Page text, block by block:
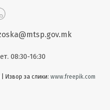
08:30-16:30
| Извор за слики: www.freepik.com